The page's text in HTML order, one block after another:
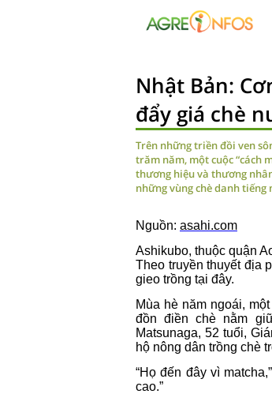
Nhật Bản:
đẩy giá chè
Trên những triền đồi ven
trăm năm, một cuộc “cách
thương hiệu và thương
những vùng chè danh
Nguồn: asahi.com
Ashikubo, thuộc quận
Theo truyền thuyết địa
gieo trồng tại đây.
Mùa hè năm ngoái,
đồn điền chè nằm
Matsunaga, 52 tuổi,
hộ nông dân trồng chè
“Họ đến đây vì
cao.”